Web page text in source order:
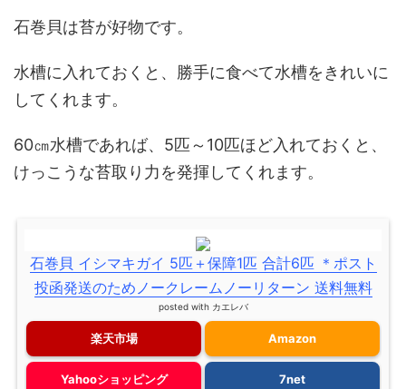
石巻貝は苔が好物です。
水槽に入れておくと、勝手に食べて水槽をきれいに
してくれます。
60㎝水槽であれば、5匹～10匹ほど入れておくと、
けっこうな苔取り力を発揮してくれます。
石巻貝 イシマキガイ 5匹＋保障1匹 合計6匹 ＊ポスト
投函発送のためノークレームノーリターン 送料無料
posted with カエレバ
楽天市場 Amazon
Yahooショッピング 7net